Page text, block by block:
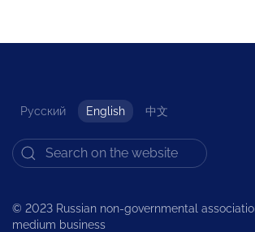
Русский English 中文
© 2023 Russian non-governmental
medium business